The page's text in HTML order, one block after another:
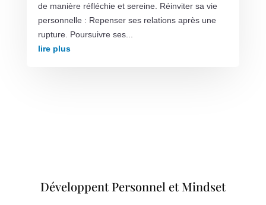
de manière réfléchie et sereine. Réinviter sa vie
personnelle : Repenser ses relations après une
rupture. Poursuivre ses...
lire plus
Développent Personnel et Mindset